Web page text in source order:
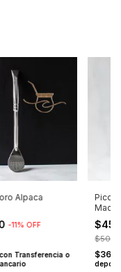
Alpaca
-11% OFF
con Transferencia o
Pico